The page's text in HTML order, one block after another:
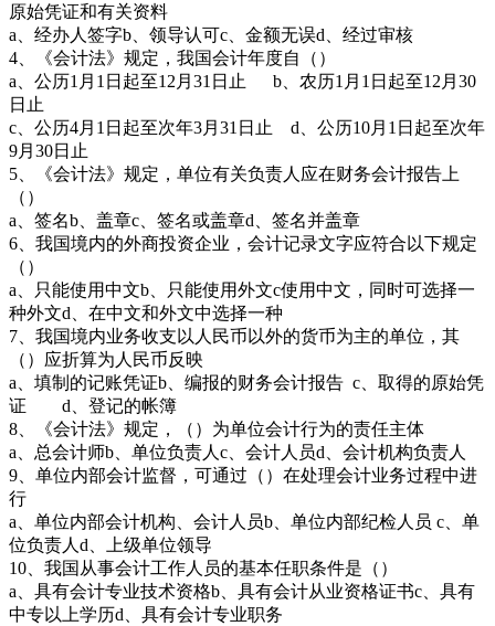
原始凭证和有关资料
a、经办人签字b、领导认可c、金额无误d、经过审核
4、《会计法》规定，我国会计年度自（）
a、公历1月1日起至12月31日止 b、农历1月1日起至12月30
日止
c、公历4月1日起至次年3月31日止 d、公历10月1日起至次年
9月30日止
5、《会计法》规定，单位有关负责人应在财务会计报告上
（）
a、签名b、盖章c、签名或盖章d、签名并盖章
6、我国境内的外商投资企业，会计记录文字应符合以下规定
（）
a、只能使用中文b、只能使用外文c使用中文，同时可选择一
种外文d、在中文和外文中选择一种
7、我国境内业务收支以人民币以外的货币为主的单位，其
（）应折算为人民币反映
a、填制的记账凭证b、编报的财务会计报告 c、取得的原始凭
证 d、登记的帐簿
8、《会计法》规定，（）为单位会计行为的责任主体
a、总会计师b、单位负责人c、会计人员d、会计机构负责人
9、单位内部会计监督，可通过（）在处理会计业务过程中进
行
a、单位内部会计机构、会计人员b、单位内部纪检人员 c、单
位负责人d、上级单位领导
10、我国从事会计工作人员的基本任职条件是（）
a、具有会计专业技术资格b、具有会计从业资格证书c、具有
中专以上学历d、具有会计专业职务